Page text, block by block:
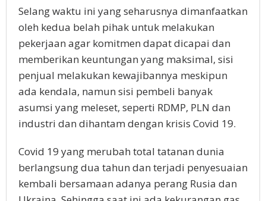
Selang waktu ini yang seharusnya dimanfaatkan
oleh kedua belah pihak untuk melakukan
pekerjaan agar komitmen dapat dicapai dan
memberikan keuntungan yang maksimal, sisi
penjual melakukan kewajibannya meskipun
ada kendala, namun sisi pembeli banyak
asumsi yang meleset, seperti RDMP, PLN dan
industri dan dihantam dengan krisis Covid 19.
Covid 19 yang merubah total tatanan dunia
berlangsung dua tahun dan terjadi penyesuaian
kembali bersamaan adanya perang Rusia dan